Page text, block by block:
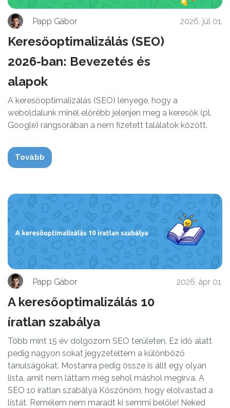
Papp Gábor 2026. júl 01.
Keresőoptimalizálás (SEO)
2026-ban: Bevezetés és
alapok
A keresőoptimalizálás (SEO) lényege, hogy a
weboldalunk minél előrébb jelenjen meg a keresők (pl.
Google) rangsorában a nem fizetett találatok között.
Tovább
Papp Gábor 2026. ápr 01.
A keresőoptimalizálás 10
íratlan szabálya
Több mint 15 év dolgozom SEO területen. Ez idő alatt
pedig nagyon sokat jegyzeteltem a különböző
tanulságokat. Mostanra pedig össze is állt egy olyan
lista, amit nem láttam még sehol máshol megírva. A
SEO 10 íratlan szabálya Köszönöm, hogy elolvastad a
listát. Remélem nem maradt ki semmi belőle! Neked